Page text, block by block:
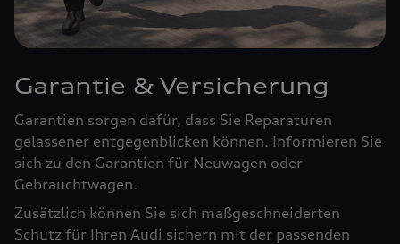
Garantie & Versicherung
Garantien sorgen dafür, dass Sie Reparaturen
gelassener entgegenblicken können. Informieren Sie
sich zu den Garantien für Neuwagen oder
Gebrauchtwagen.
Zusätzlich können Sie sich maßgeschneiderten
Schutz für Ihren Audi sichern mit der passenden